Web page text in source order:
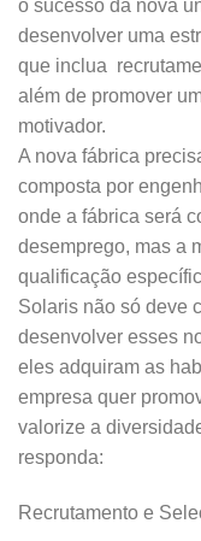
o sucesso da nova
desenvolver uma
que inclua
além de promover
motivador.
A nova fábrica
composta por
onde a fábrica será
desemprego, mas a
qualificação
Solaris não só deve
desenvolver esses
eles adquiram as
empresa quer
valorize a
responda:
Recrutamento e